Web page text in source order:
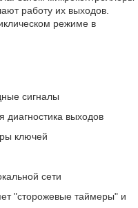
работу их выходов.
режиме в
сигналы
диагностика выходов
ключей
сети
"сторожевые таймеры" и